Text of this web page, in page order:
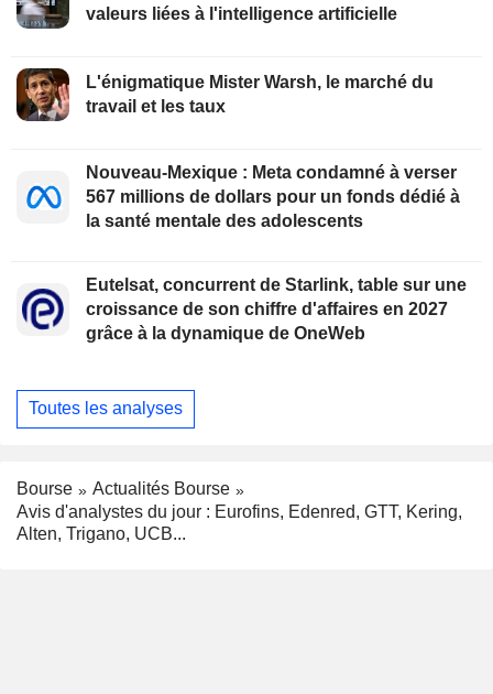
valeurs liées à l'intelligence artificielle
L'énigmatique Mister Warsh, le marché du
travail et les taux
Nouveau-Mexique : Meta condamné à verser
567 millions de dollars pour un fonds dédié à
la santé mentale des adolescents
Eutelsat, concurrent de Starlink, table sur une
croissance de son chiffre d'affaires en 2027
grâce à la dynamique de OneWeb
Toutes les analyses
Bourse
Actualités Bourse
Avis d'analystes du jour : Eurofins, Edenred, GTT, Kering,
Alten, Trigano, UCB...